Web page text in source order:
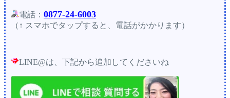
電話： 0877-24-6003
（↑ スマホでタップすると、電話がかかります）
LINE@は、下記から追加してくださいね